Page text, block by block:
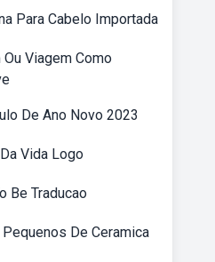
Para Cabelo Importada
Ou Viagem Como
De Ano Novo 2023
Vida Logo
Be Traducao
De Ceramica